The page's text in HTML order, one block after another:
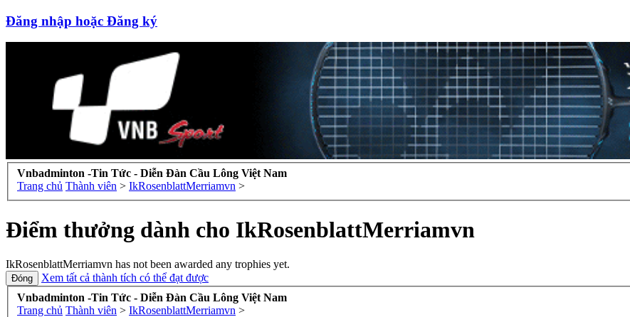
Đăng nhập hoặc Đăng ký
Vnbadminton -Tin Tức - Diễn Đàn Cầu Lông Việt Nam
Trang chủ Thành viên > IkRosenblattMerriamvn >
Điểm thưởng dành cho IkRosenblattMerriamvn
IkRosenblattMerriamvn has not been awarded any trophies yet.
Xem tất cả thành tích có thể đạt được
Vnbadminton -Tin Tức - Diễn Đàn Cầu Lông Việt Nam
Trang chủ Thành viên > IkRosenblattMerriamvn >